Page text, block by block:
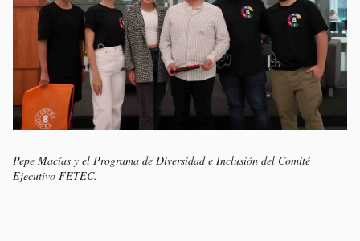
Pepe Macías y el Programa de Diversidad e Inclusión del Comité
Ejecutivo FETEC.